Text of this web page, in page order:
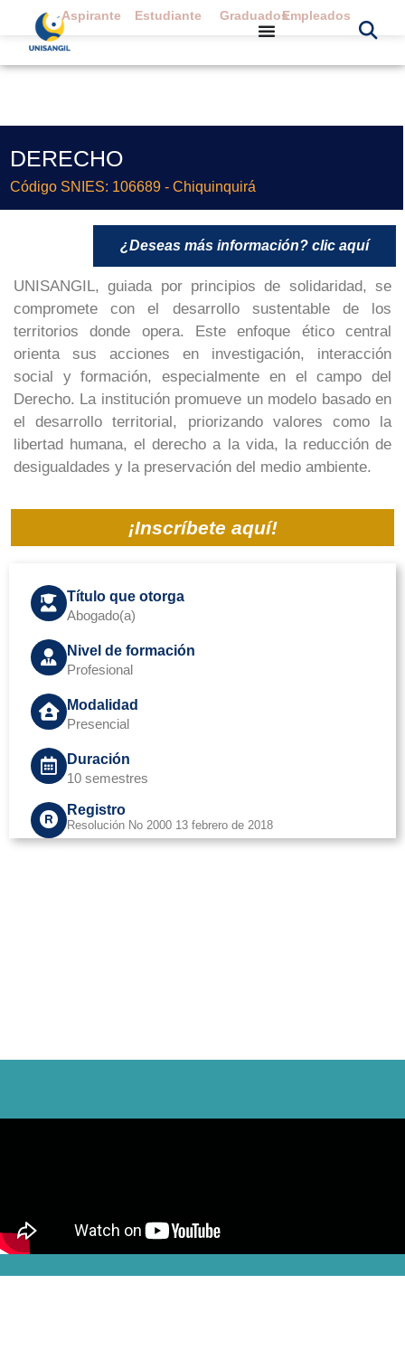
Aspirante Estudiante GraduadosEmpleados
DERECHO
Código SNIES: 106689 - Chiquinquirá
¿Deseas más información? clic aquí
UNISANGIL, guiada por principios de solidaridad, se
compromete con el desarrollo sustentable de los
territorios donde opera. Este enfoque ético central
orienta sus acciones en investigación, interacción
social y formación, especialmente en el campo del
Derecho. La institución promueve un modelo basado en
el desarrollo territorial, priorizando valores como la
libertad humana, el derecho a la vida, la reducción de
desigualdades y la preservación del medio ambiente.
¡Inscríbete aquí!
Título que otorga
Abogado(a)
Nivel de formación
Profesional
Modalidad
Presencial
Duración
10 semestres
Registro
Resolución No 2000 13 febrero de 2018